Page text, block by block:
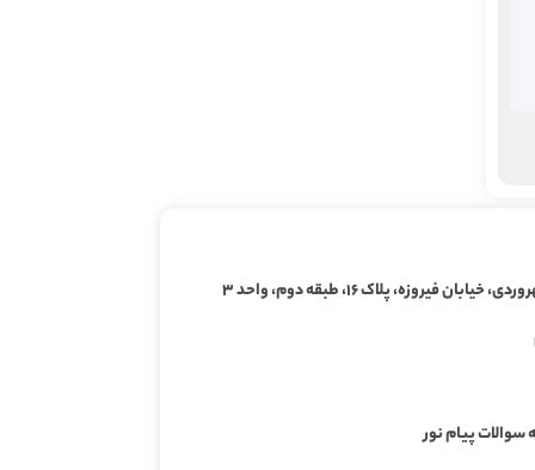
فیروزه، پلاک ۱۶، طبقه دوم، واحد ۳
سوالات پیام نور